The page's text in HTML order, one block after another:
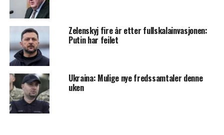
Zelenskyj fire år etter fullskalainvasjonen:
Putin har feilet
Ukraina: Mulige nye fredssamtaler denne
uken